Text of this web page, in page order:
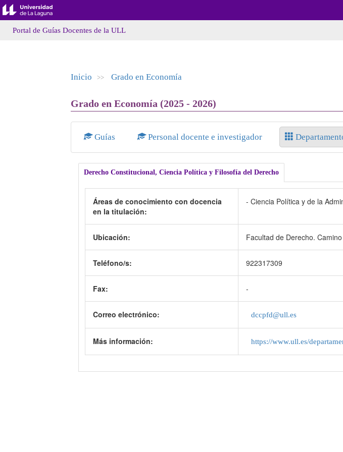
Portal de Guías Docentes de la ULL
Inicio >> Grado en Economía
Grado en Economía (2025 - 2026)
Guías Personal docente e investigador
Derecho Constitucional, Ciencia Política y Filosofía del Derecho
Áreas de conocimiento con docencia
en la titulación:
- Ciencia Política y de la
Ubicación: Facultad de Derecho.
Teléfono/s: 922317309
Fax: -
Correo electrónico: dccpfd@ull.es
Más información: https://www.ull.es/